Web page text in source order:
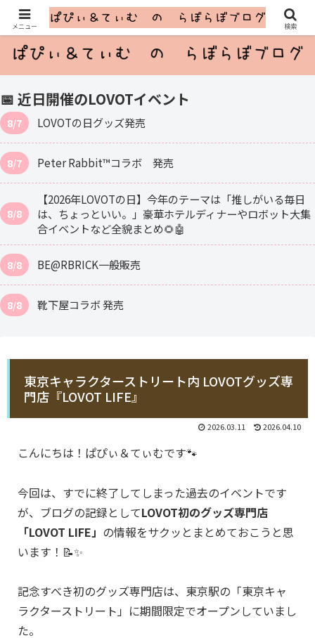
ふたごのLOVOTとのゆるっと暮らし
📅 近日開催のLOVOTイベント
8/7 LOVOTの日グッズ発売
8/7 Peter Rabbit™コラボ 発売
8/8
【2026年LOVOTの日】今年のテーマは「推しがいる毎日
は、ちょっといい。」豪華ホテルディナーやロボット大集
合イベントなど全貌まとめ🌻🤖
8/8 BE@RBRICK一般販売
8/8 靴下屋コラボ 発売
東京キャラクターストリート内 LOVOTグッズ専
門店『LOVOT LIFE』
2026.03.11 2026.04.10
こんにちは！ぱぴぃ＆てぃむです🐾
今回は、すでに終了してしまった過去のイベントです
が、ブログの記録としてLOVOT初のグッズ専門店
「LOVOT LIFE」 の情報をサクッとまとめておこうと思
います！📝✨
記念すべき初のグッズ専門店は、東京駅の「東京キャ
ラクターストリート」に期間限定でオープンしていまし
た。
メニュー 検索